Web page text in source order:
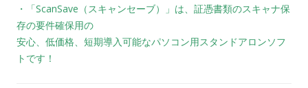
・「ScanSave（スキャンセーブ）」は、証憑書類のスキャナ保
存の要件確保用の
安心、低価格、短期導入可能なパソコン用スタンドアロンソフ
トです！